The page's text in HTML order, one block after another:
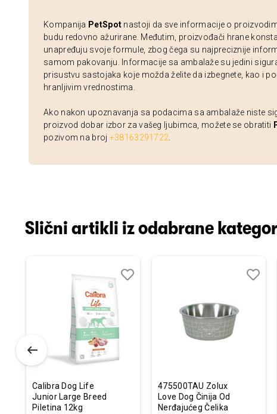
Kompanija PetSpot nastoji da sve informacije o
budu redovno ažurirane. Međutim, proizvođači hrane
unapređuju svoje formule, zbog čega su najpreciznije
samom pakovanju. Informacije sa ambalaže su jedini
prisustvu sastojaka koje možda želite da izbegnete, kao i
hranljivim vrednostima.
Ako nakon upoznavanja sa podacima sa ambalaže niste
proizvod dobar izbor za vašeg ljubimca, možete se obratiti
pozivom na broj +38163291722
Slični artikli iz odabrane
Calibra Dog Life
Junior Large Breed
Piletina 12kg
475500TAU Zolux
Love Dog Činija Od
Nerđajućeg Čelika